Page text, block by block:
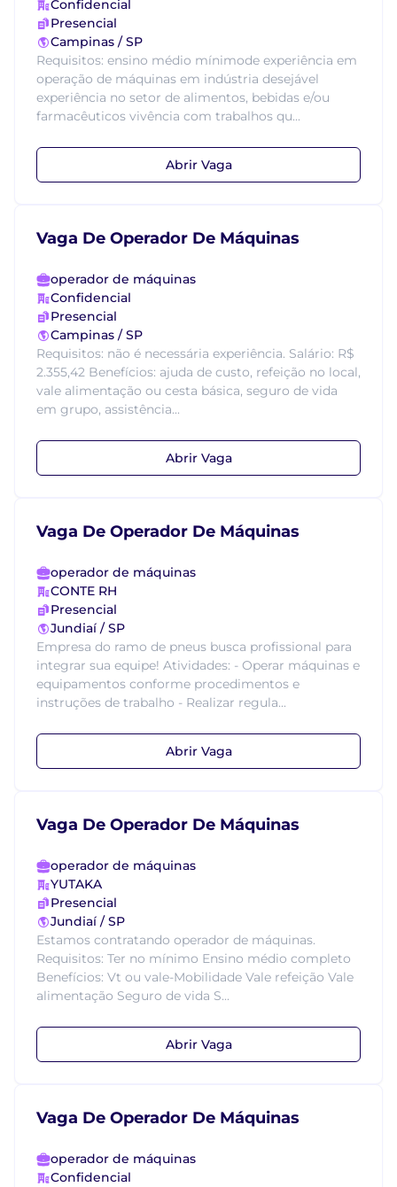
Confidencial
Presencial
Campinas / SP
Requisitos: ensino médio mínimode experiência em
operação de máquinas em indústria desejável
experiência no setor de alimentos, bebidas e/ou
farmacêuticos vivência com trabalhos qu...
Abrir Vaga
Vaga De Operador De Máquinas
operador de máquinas
Confidencial
Presencial
Campinas / SP
Requisitos: não é necessária experiência. Salário: R$
2.355,42 Benefícios: ajuda de custo, refeição no local,
vale alimentação ou cesta básica, seguro de vida
em grupo, assistência...
Abrir Vaga
Vaga De Operador De Máquinas
operador de máquinas
CONTE RH
Presencial
Jundiaí / SP
Empresa do ramo de pneus busca profissional para
integrar sua equipe! Atividades: - Operar máquinas e
equipamentos conforme procedimentos e
instruções de trabalho - Realizar regula...
Abrir Vaga
Vaga De Operador De Máquinas
operador de máquinas
YUTAKA
Presencial
Jundiaí / SP
Estamos contratando operador de máquinas.
Requisitos: Ter no mínimo Ensino médio completo
Benefícios: Vt ou vale-Mobilidade Vale refeição Vale
alimentação Seguro de vida S...
Abrir Vaga
Vaga De Operador De Máquinas
operador de máquinas
Confidencial